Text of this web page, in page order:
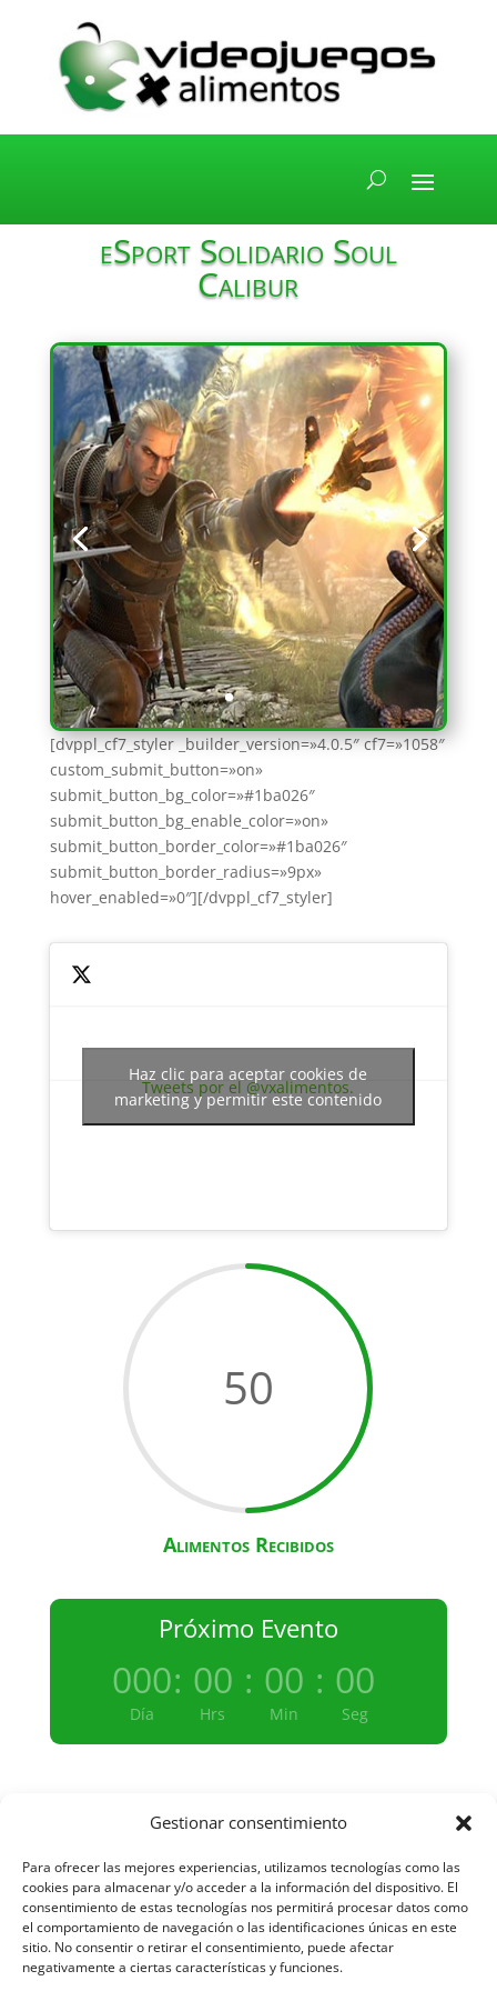
Gestionar consentimiento
Para ofrecer las mejores experiencias, utilizamos tecnologías como las
cookies para almacenar y/o acceder a la información del dispositivo. El
consentimiento de estas tecnologías nos permitirá procesar datos como
el comportamiento de navegación o las identificaciones únicas en este
sitio. No consentir o retirar el consentimiento, puede afectar
negativamente a ciertas características y funciones.
eSport Solidario Soul
Calibur
[dvppl_cf7_styler _builder_version=»4.0.5″ cf7=»1058″
custom_submit_button=»on»
submit_button_bg_color=»#1ba026″
submit_button_bg_enable_color=»on»
submit_button_border_color=»#1ba026″
submit_button_border_radius=»9px»
hover_enabled=»0″][/dvppl_cf7_styler]
Tweets por el @vxalimentos.
Haz clic para aceptar cookies de
marketing y permitir este contenido
50
Alimentos Recibidos
Próximo Evento
000
Día
: 00
Hrs
: 00
Min
: 00
Seg
Aviso Legal y Protección de Datos
Política de Cookies